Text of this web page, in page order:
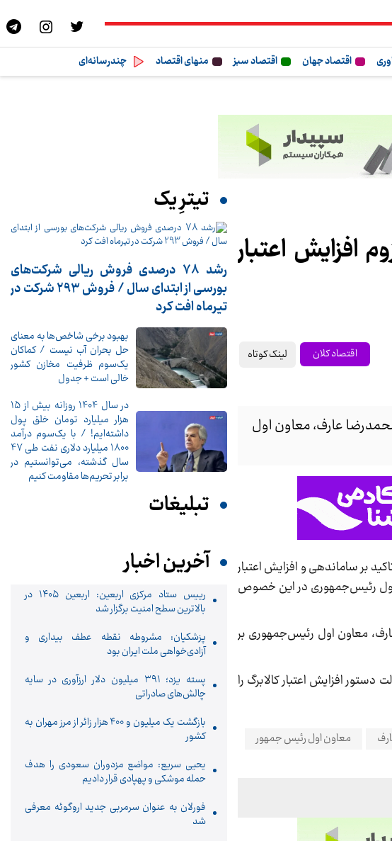
اقتصاد جهان اقتصاد سبز منهای اقتصاد
چندرسانه‌ای
افزایش اعتبار
اقتصاد کلان لینک کوتاه
عارف، معاون اول
بر ساماندهی و افزایش اعتبار
اول رئیس‌جمهوری در این خصوص
معاون اول رئیس‌جمهوری بر
افزایش اعتبار کالابرگ را
معاون اول رئیس جمهور
تیترِ یک
رشد 78 درصدی فروش ریالی شرکت‌های
بورسی از ابتدای سال / فروش 293 شرکت در
تیرماه افت کرد
بهبود برخی شاخص‌ها به معنای
حل بحران آب نیست / کماکان
یک‌سوم ظرفیت مخازن کشور
خالی است + جدول
در سال 1404 روزانه بیش از 15
هزار میلیارد تومان خلق پول
داشته‌ایم! / با یک‌سوم درآمد
1800 میلیارد دلاری نفت طی 47
سال گذشته، می‌توانستیم در
برابر تحریم‌ها مقاومت کنیم
تبلیغات
آخرین اخبار
رییس ستاد مرکزی اربعین: اربعین ۱۴۰۵ در
بالاترین سطح امنیت برگزار شد
پزشکیان: مشروطه نقطه عطف بیداری و
آزادی‌خواهی ملت ایران بود
پسته یزد؛ ۳۹۱ میلیون دلار ارزآوری در سایه
چالش‌های صادراتی
بازگشت یک میلیون و ۴۰۰ هزار زائر از مرز مهران به
کشور
یحیی سریع: مواضع مزدوران سعودی را هدف
حمله موشکی و پهپادی قرار دادیم
فورلان به عنوان سرمربی جدید اروگوئه معرفی
شد